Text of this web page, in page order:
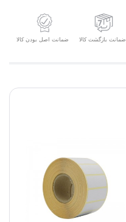
ضمانت بازگشت کالا ضمانت اصل بودن کالا